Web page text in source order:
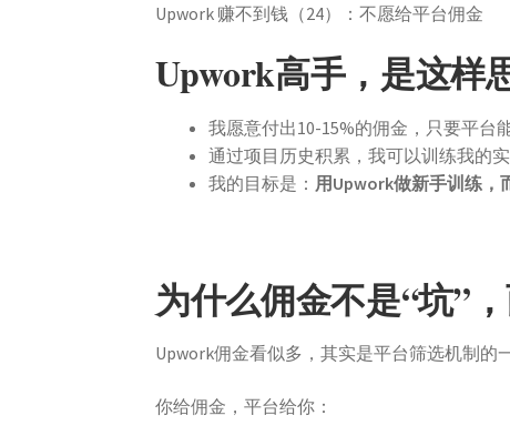
Upwork 赚不到钱（24）：不愿给平台佣金
Upwork高手，是这样
我愿意付出10-15%的佣金，只要平台
通过项目历史积累，我可以训练我的
我的目标是： 用Upwork做新手训练，
为什么佣金不是“坑”
Upwork佣金看似多，其实是平台筛选机制的
你给佣金，平台给你：